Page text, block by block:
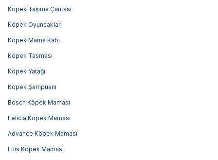
Köpek Taşıma Çantası
Köpek Oyuncakları
Köpek Mama Kabı
Köpek Tasması
Köpek Yatağı
Köpek Şampuanı
Bosch Köpek Maması
Felicia Köpek Maması
Advance Köpek Maması
Luis Köpek Maması